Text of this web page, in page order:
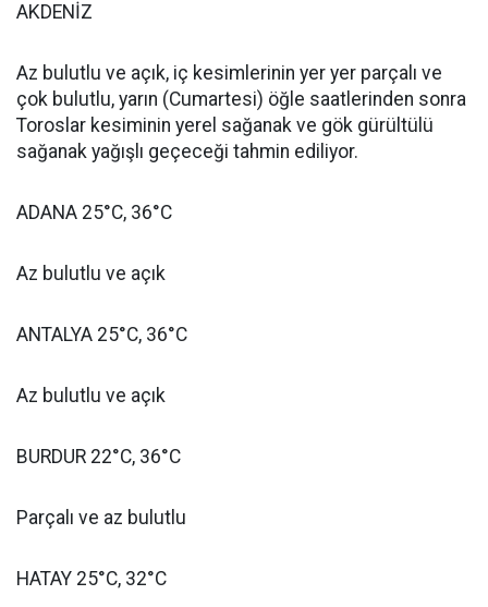
AKDENİZ
Az bulutlu ve açık, iç kesimlerinin yer yer parçalı ve
çok bulutlu, yarın (Cumartesi) öğle saatlerinden sonra
Toroslar kesiminin yerel sağanak ve gök gürültülü
sağanak yağışlı geçeceği tahmin ediliyor.
ADANA 25°C, 36°C
Az bulutlu ve açık
ANTALYA 25°C, 36°C
Az bulutlu ve açık
BURDUR 22°C, 36°C
Parçalı ve az bulutlu
HATAY 25°C, 32°C